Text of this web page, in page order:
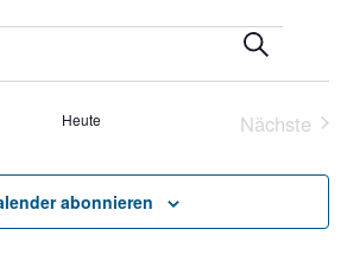
und
Suche
Heute
Nächste
abonnieren